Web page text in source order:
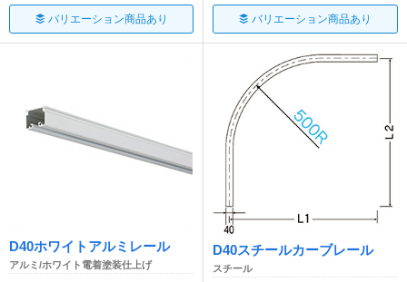
バリエーション商品あり バリエーション商品あり
D40ホワイトアルミレール
アルミ/ホワイト電着塗装仕上げ
D40スチールカーブレール
スチール